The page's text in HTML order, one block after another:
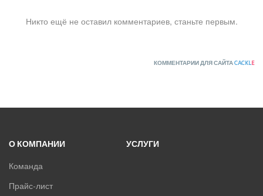
Никто ещё не оставил комментариев, станьте первым.
КОММЕНТАРИИ ДЛЯ САЙТАCACKLE
О КОМПАНИИ
Команда
Прайс-лист
УСЛУГИ